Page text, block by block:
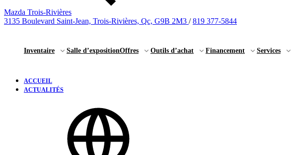
Mazda Trois-Rivières
3135 Boulevard Saint-Jean, Trois-Rivières, Qc, G9B 2M3 / 819 377-5844
Inventaire Salle d’expositionOffres Outils d’achat Financement Services
ACCUEIL
ACTUALITÉS